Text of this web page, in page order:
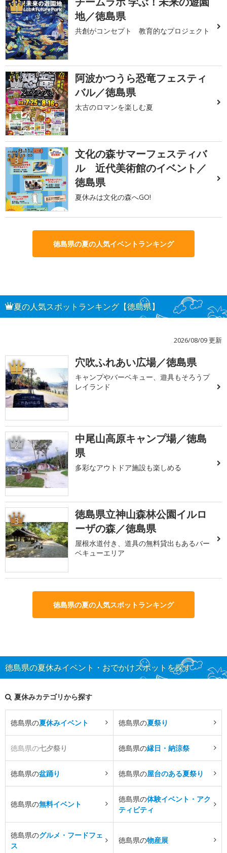
1
地／徳島県
共創がコンセプト 教育的なプロジェクト
2
阿波かつうら恐竜フェスティ
バル／徳島県
太古のロマンを楽しむ夏
3
文化の森サマーフェスティバ
ル 近代美術館のイベント／
徳島県
夏休みは文化の森へGO!
徳島県の夏の人気イベントランキング
夏の人気スポットランキング【徳島県】
2026/08/09 更新
1 穴吹ふれあい広場／徳島県
キャンプやバーベキュー、遊具もそろうプ
レイランド
2
中尾山高原キャンプ場／徳島
県
多彩なアウトドア施設も楽しめる
3
徳島県立神山森林公園イルロ
ーザの森／徳島県
屋根水道付き、道具の無料貸出もあるバー
ベキューエリア
徳島県の夏の人気スポットランキング
徳島県の夏休みイベント・おでかけスポットを探す
夏休みカテゴリから探す
徳島県の夏休みイベント 徳島県の夏祭り
徳島県の七夕祭り 徳島県の縁日・納涼祭
徳島県の盆踊り 徳島県の屋台のある夏祭り
徳島県の無料イベント
徳島県の体験イベント・アク
ティビティ
徳島県のグルメ・フードフェ
ス
徳島県の物産展